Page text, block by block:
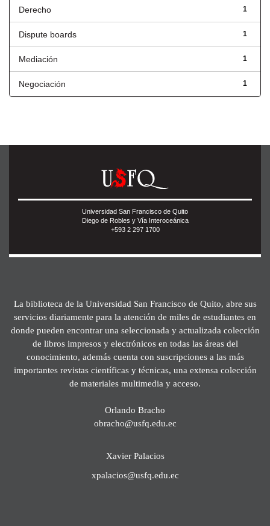
1
Derecho
1
Dispute boards
1
Mediación
1
Negociación
Universidad San Francisco de Quito
Diego de Robles y Vía Interoceánica
+593 2 297 1700
La biblioteca de la Universidad San Francisco de Quito, abre sus
servicios diariamente para la atención de miles de estudiantes en
donde pueden encontrar una seleccionada y actualizada colección
de libros impresos y electrónicos en todas las áreas del
conocimiento, además cuenta con suscripciones a las más
importantes revistas científicas y técnicas, una extensa colección
de materiales multimedia y acceso.
Orlando Bracho
obracho@usfq.edu.ec
Xavier Palacios
xpalacios@usfq.edu.ec